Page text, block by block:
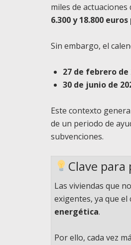
miles de
6.300 y 18.800
Sin embargo, el
27 de febrero de
30 de junio de
Este contexto
de un periodo de
subvenciones.
Clave
Las viviendas que
exigentes, ya que
energética.
Por ello, cada vez